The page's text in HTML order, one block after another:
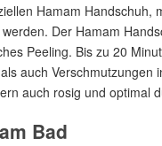
Hamam Handschuh,
Der Hamam
Peeling. Bis zu 20
auch Verschmutzungen
auch rosig und optimal
Bad